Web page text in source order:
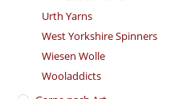
Urth Yarns
West Yorkshire Spinners
Wiesen Wolle
Wooladdicts